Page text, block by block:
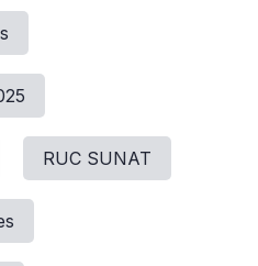
RUC SUNAT